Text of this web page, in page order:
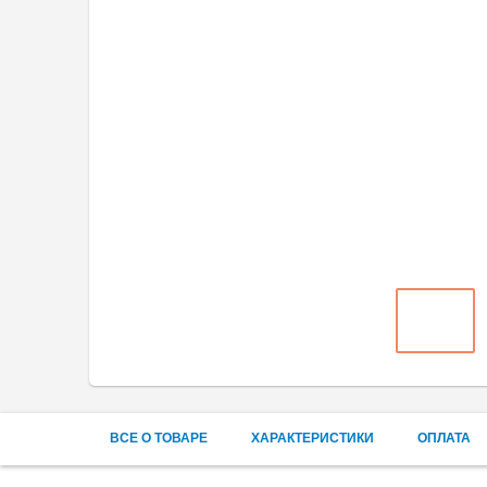
ВСЕ О ТОВАРЕ ХАРАКТЕРИСТИКИ ОПЛАТА